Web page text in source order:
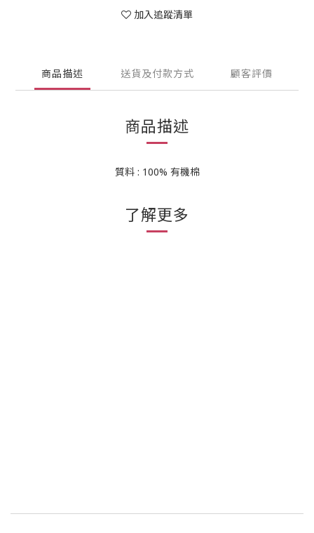
加入追蹤清單
商品描述 送貨及付款方式 顧客評價
商品描述
質料 : 100% 有機棉
了解更多